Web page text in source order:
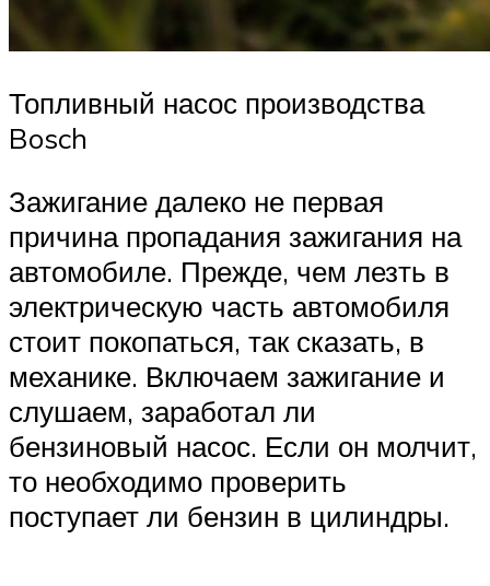
Топливный насос производства
Bosch
Зажигание далеко не первая
причина пропадания зажигания на
автомобиле. Прежде, чем лезть в
электрическую часть автомобиля
стоит покопаться, так сказать, в
механике. Включаем зажигание и
слушаем, заработал ли
бензиновый насос. Если он молчит,
то необходимо проверить
поступает ли бензин в цилиндры.